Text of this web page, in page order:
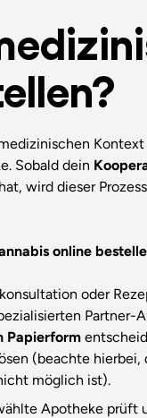
Sobald dein
wird dieser
online
oder
Partner-
Papierform
(beachte hierbei,
möglich ist).
Apotheke prüft